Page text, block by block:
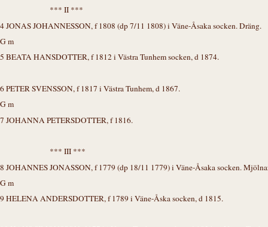
*** II ***
4 JONAS JOHANNESSON, f 1808 (dp 7/11 1808) i Väne-Åsaka socken. Dräng.
G m
5 BEATA HANSDOTTER, f 1812 i Västra Tunhem socken, d 1874.
6 PETER SVENSSON, f 1817 i Västra Tunhem, d 1867.
G m
7 JOHANNA PETERSDOTTER, f 1816.
*** III ***
8 JOHANNES JONASSON, f 1779 (dp 18/11 1779) i Väne-Åsaka socken.
G m
9 HELENA ANDERSDOTTER, f 1789 i Väne-Åska socken, d 1815.